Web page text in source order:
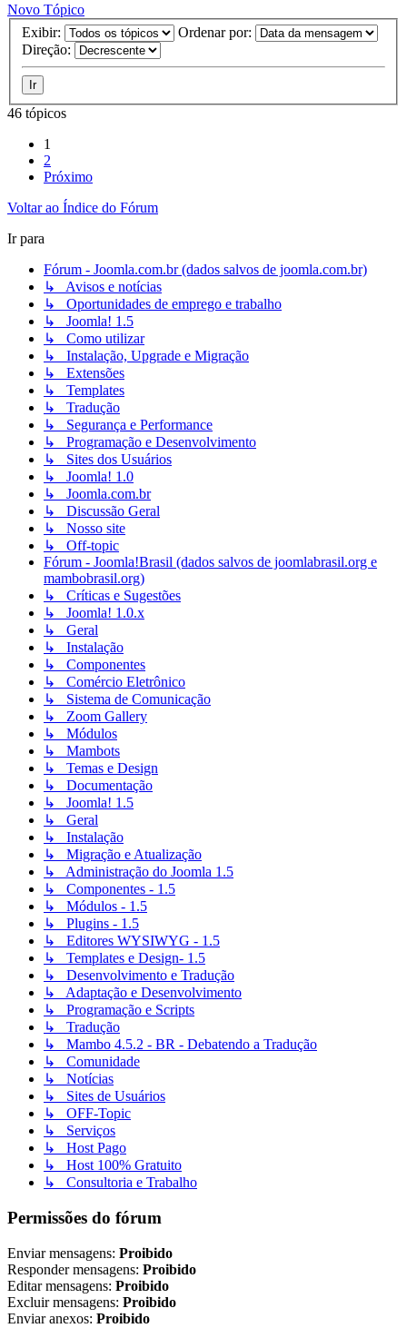
Novo Tópico
Exibir:
Ordenar por:
Direção:
46 tópicos
1
2
Próximo
Voltar ao Índice do Fórum
Ir para
Fórum - Joomla.com.br (dados salvos de joomla.com.br)
↳ Avisos e notícias
↳ Oportunidades de emprego e trabalho
↳ Joomla! 1.5
↳ Como utilizar
↳ Instalação, Upgrade e Migração
↳ Extensões
↳ Templates
↳ Tradução
↳ Segurança e Performance
↳ Programação e Desenvolvimento
↳ Sites dos Usuários
↳ Joomla! 1.0
↳ Joomla.com.br
↳ Discussão Geral
↳ Nosso site
↳ Off-topic
Fórum - Joomla!Brasil (dados salvos de joomlabrasil.org e
mambobrasil.org)
↳ Críticas e Sugestões
↳ Joomla! 1.0.x
↳ Geral
↳ Instalação
↳ Componentes
↳ Comércio Eletrônico
↳ Sistema de Comunicação
↳ Zoom Gallery
↳ Módulos
↳ Mambots
↳ Temas e Design
↳ Documentação
↳ Joomla! 1.5
↳ Geral
↳ Instalação
↳ Migração e Atualização
↳ Administração do Joomla 1.5
↳ Componentes - 1.5
↳ Módulos - 1.5
↳ Plugins - 1.5
↳ Editores WYSIWYG - 1.5
↳ Templates e Design- 1.5
↳ Desenvolvimento e Tradução
↳ Adaptação e Desenvolvimento
↳ Programação e Scripts
↳ Tradução
↳ Mambo 4.5.2 - BR - Debatendo a Tradução
↳ Comunidade
↳ Notícias
↳ Sites de Usuários
↳ OFF-Topic
↳ Serviços
↳ Host Pago
↳ Host 100% Gratuito
↳ Consultoria e Trabalho
Permissões do fórum
Enviar mensagens: Proibido
Responder mensagens: Proibido
Editar mensagens: Proibido
Excluir mensagens: Proibido
Enviar anexos: Proibido